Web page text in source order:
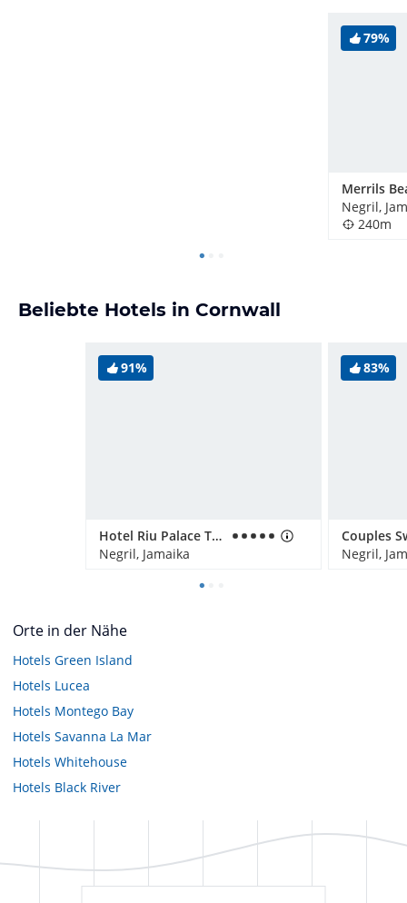
79%
Negril,
240m
Beliebte Hotels in Cornwall
91%
Hotel Riu Palace Tropical Bay
Negril, Jamaika
83%
Negril,
Orte in der Nähe
Hotels Green Island
Hotels Lucea
Hotels Montego Bay
Hotels Savanna La Mar
Hotels Whitehouse
Hotels Black River